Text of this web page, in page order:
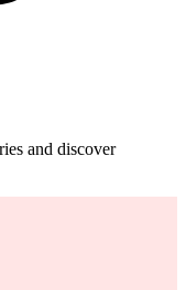
and discover